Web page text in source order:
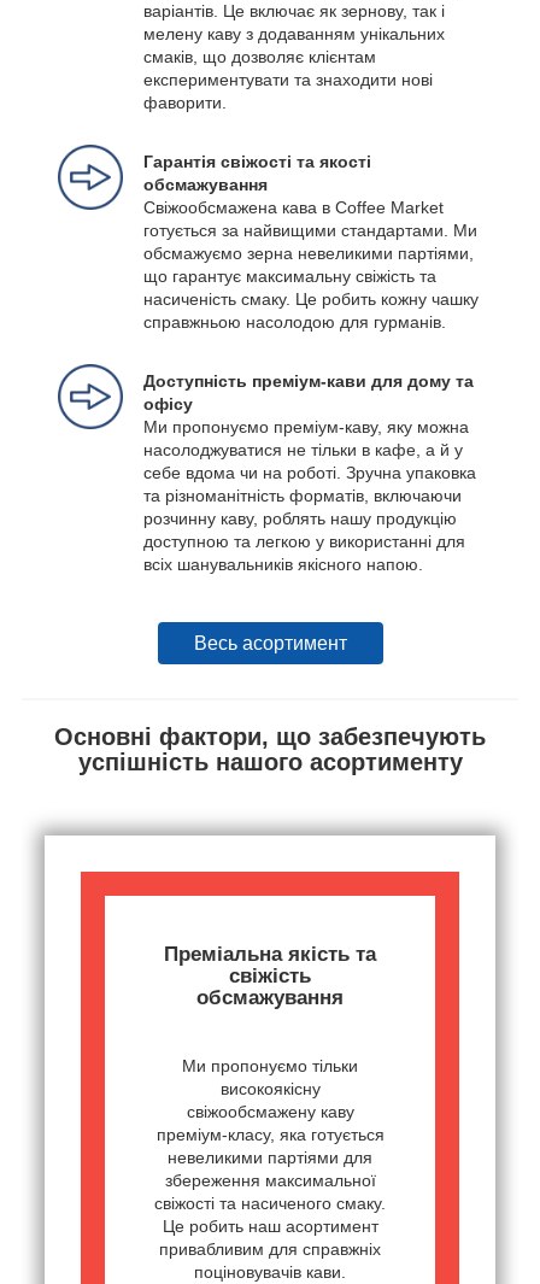
варіантів. Це включає як зернову, так і
мелену каву з додаванням унікальних
смаків, що дозволяє клієнтам
експериментувати та знаходити нові
фаворити.
Гарантія свіжості та якості
обсмажування
Свіжообсмажена кава в Coffee Market
готується за найвищими стандартами. Ми
обсмажуємо зерна невеликими партіями,
що гарантує максимальну свіжість та
насиченість смаку. Це робить кожну чашку
справжньою насолодою для гурманів.
Доступність преміум-кави для дому та
офісу
Ми пропонуємо преміум-каву, яку можна
насолоджуватися не тільки в кафе, а й у
себе вдома чи на роботі. Зручна упаковка
та різноманітність форматів, включаючи
розчинну каву, роблять нашу продукцію
доступною та легкою у використанні для
всіх шанувальників якісного напою.
Весь асортимент
Основні фактори, що забезпечують
успішність нашого асортименту
Преміальна якість та
свіжість
обсмажування
Ми пропонуємо тільки
високоякісну
свіжообсмажену каву
преміум-класу, яка готується
невеликими партіями для
збереження максимальної
свіжості та насиченого смаку.
Це робить наш асортимент
привабливим для справжніх
поціновувачів кави.